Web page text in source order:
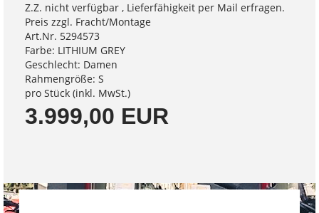
Z.Z. nicht verfügbar , Lieferfähigkeit per Mail erfragen.
Preis zzgl. Fracht/Montage
Art.Nr. 5294573
Farbe: LITHIUM GREY
Geschlecht: Damen
Rahmengröße: S
pro Stück (inkl. MwSt.)
3.999,00 EUR